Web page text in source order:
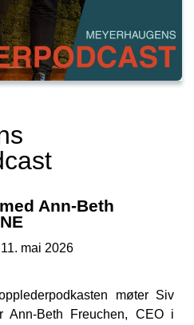
Ann-Beth
mai 2026
møter Siv
Ann-Beth Freuchen, CEO i